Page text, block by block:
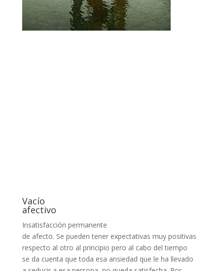
Vacío
afectivo
Insatisfacción permanente
de afecto. Se pueden tener expectativas muy positivas
respecto al otro al principio pero al cabo del tiempo
se da cuenta que toda esa ansiedad que le ha llevado